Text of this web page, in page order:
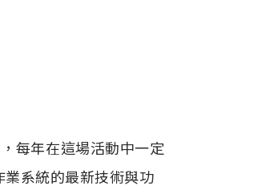
每年在這場活動中一定
系統的最新技術與功